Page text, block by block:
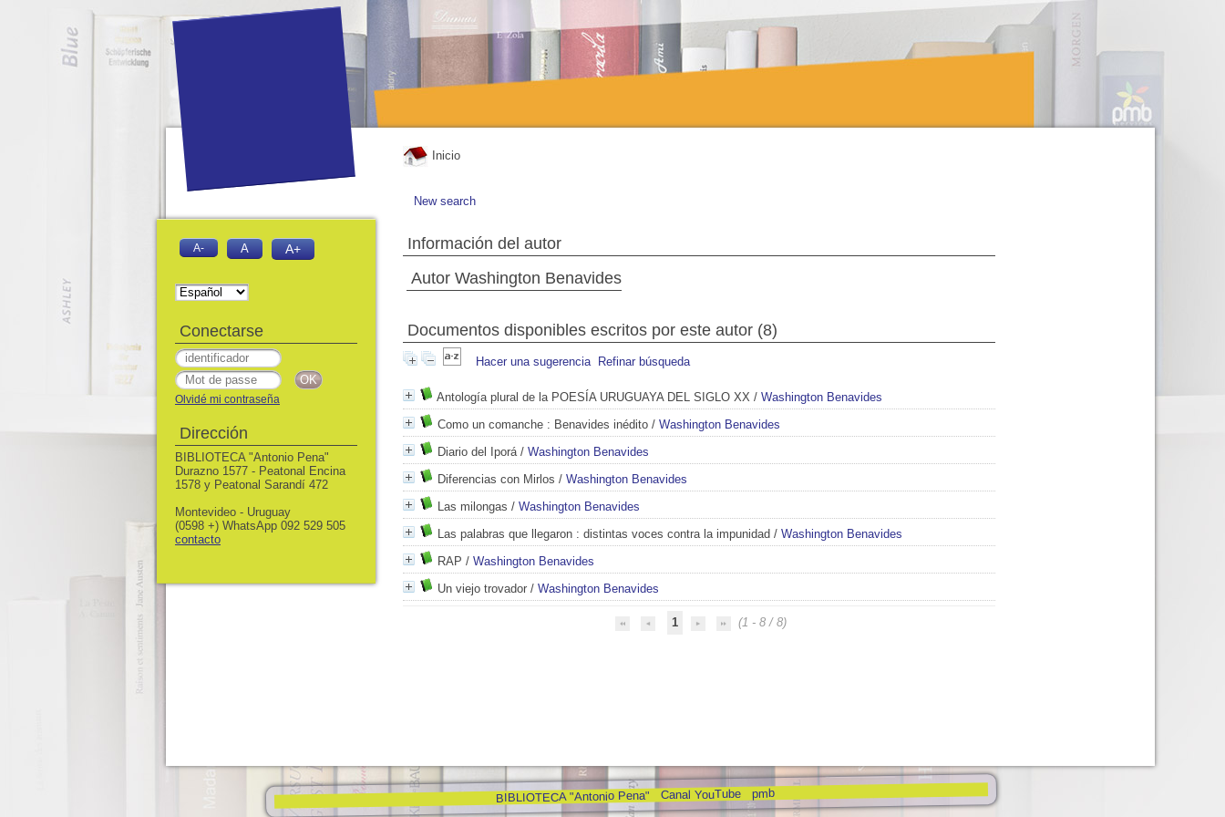
Inicio
New search
Información del autor
Autor Washington Benavides
Documentos disponibles escritos por este autor (8)
Hacer una sugerencia Refinar búsqueda
Antología plural de la POESÍA URUGUAYA DEL SIGLO XX / Washington Benavides
Como un comanche : Benavides inédito / Washington Benavides
Diario del Iporá/ Washington Benavides
Diferencias con Mirlos / Washington Benavides
Las milongas / Washington Benavides
Las palabras que llegaron : distintas voces contra la impunidad / Washington Benavides
RAP / Washington Benavides
Un viejo trovador / Washington Benavides
1 (1 - 8 / 8)
BIBLIOTECA "Antonio Pena" Canal YouTube pmb
A- A A+
Conectarse
Olvidé mi contraseña
Dirección
BIBLIOTECA "Antonio Pena"
Durazno 1577 - Peatonal Encina
1578 y Peatonal Sarandí 472
Montevideo - Uruguay
(0598 +) WhatsApp 092 529 505
contacto